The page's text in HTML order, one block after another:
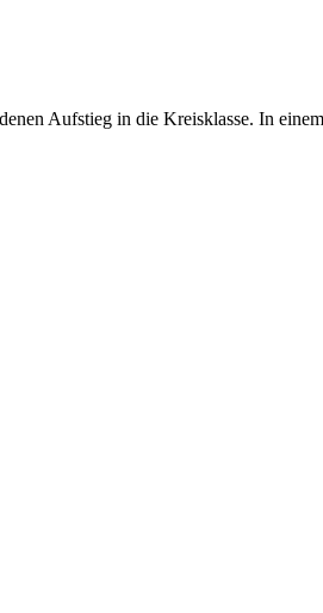
Aufstieg in die Kreisklasse. In